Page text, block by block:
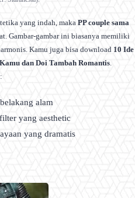
yang indah, maka PP couple sama
Gambar-gambar ini biasanya memiliki
Kamu juga bisa download 10 Ide
dan Doi Tambah Romantis.
:
alam
yang aesthetic
yang dramatis